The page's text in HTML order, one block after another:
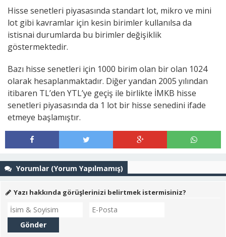
Hisse senetleri piyasasında standart lot, mikro ve mini
lot gibi kavramlar için kesin birimler kullanılsa da
istisnai durumlarda bu birimler değişiklik
göstermektedir.
Bazı hisse senetleri için 1000 birim olan bir olan 1024
olarak hesaplanmaktadır. Diğer yandan 2005 yılından
itibaren TL’den YTL’ye geçiş ile birlikte İMKB hisse
senetleri piyasasında da 1 lot bir hisse senedini ifade
etmeye başlamıştır.
Yorumlar (Yorum Yapılmamış)
Yazı hakkında görüşlerinizi belirtmek istermisiniz?